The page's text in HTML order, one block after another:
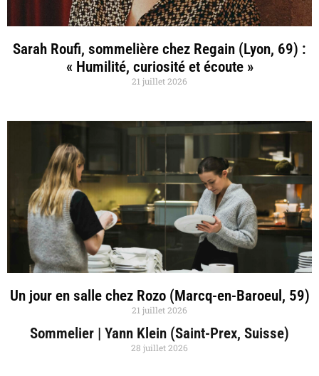
Sarah Roufi, sommelière chez Regain (Lyon, 69) :
« Humilité, curiosité et écoute »
21 juillet 2026
Un jour en salle chez Rozo (Marcq-en-Baroeul, 59)
21 juillet 2026
Sommelier | Yann Klein (Saint-Prex, Suisse)
28 juillet 2026